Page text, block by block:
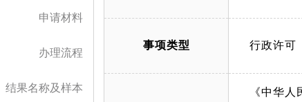
申请材料
办理流程
结果名称及样本
事项类型 行政许可
《中华